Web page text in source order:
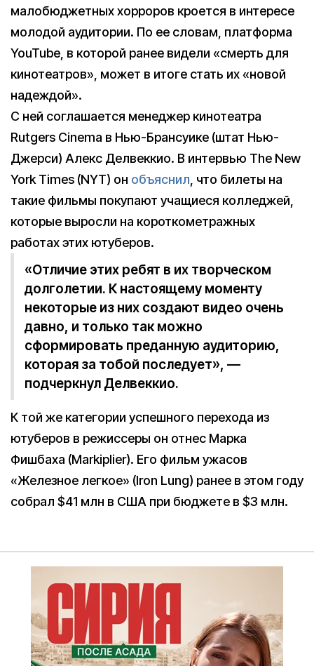
малобюджетных хорроров кроется в интересе
молодой аудитории. По ее словам, платформа
YouTube, в которой ранее видели «смерть для
кинотеатров», может в итоге стать их «новой
надеждой».
С ней соглашается менеджер кинотеатра
Rutgers Cinema в Нью-Брансуике (штат Нью-
Джерси) Алекс Делвеккио. В интервью The New
York Times (NYT) он объяснил, что билеты на
такие фильмы покупают учащиеся колледжей,
которые выросли на короткометражных
работах этих ютуберов.
«Отличие этих ребят в их творческом
долголетии. К настоящему моменту
некоторые из них создают видео очень
давно, и только так можно
сформировать преданную аудиторию,
которая за тобой последует», —
подчеркнул Делвеккио.
К той же категории успешного перехода из
ютуберов в режиссеры он отнес Марка
Фишбаха (Markiplier). Его фильм ужасов
«Железное легкое» (Iron Lung) ранее в этом году
собрал $41 млн в США при бюджете в $3 млн.